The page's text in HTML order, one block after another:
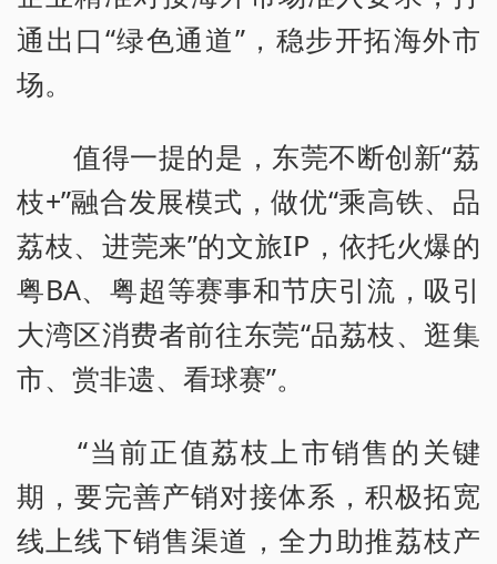
通出口“绿色通道”，稳步开拓海外市
场。
值得一提的是，东莞不断创新“荔
枝+”融合发展模式，做优“乘高铁、品
荔枝、进莞来”的文旅IP，依托火爆的
粤BA、粤超等赛事和节庆引流，吸引
大湾区消费者前往东莞“品荔枝、逛集
市、赏非遗、看球赛”。
“当前正值荔枝上市销售的关键
期，要完善产销对接体系，积极拓宽
线上线下销售渠道，全力助推荔枝产